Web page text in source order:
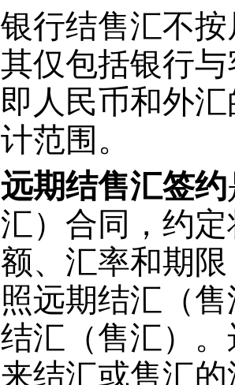
银行结售汇不
其仅包括银行
即人民币和外
计范围。
远期结售汇签约
汇）合同，约
额、汇率和期
照远期结汇（
结汇（售汇）
来结汇或售汇